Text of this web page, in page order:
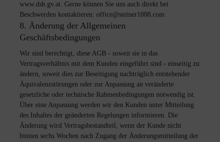
www.dsb.gv.at. Gerne können Sie uns auch direkt bei
Beschwerden kontaktieren: office@steiner1888.com
8. Änderung der Allgemeinen
Geschäftsbedingungen
Wir sind berechtigt, diese AGB - soweit sie in das
Vertragsverhältnis mit dem Kunden eingeführt sind - einseitig zu
ändern, soweit dies zur Beseitigung nachträglich entstehender
Äquivalenzstörungen oder zur Anpassung an veränderte
gesetzliche oder technische Rahmenbedingungen notwendig ist.
Über eine Anpassung werden wir den Kunden unter Mitteilung
des Inhaltes der geänderten Regelungen informieren. Die
Änderung wird Vertragsbestandteil, wenn der Kunde nicht
binnen sechs Wochen nach Zugang der Änderungsmitteilung der